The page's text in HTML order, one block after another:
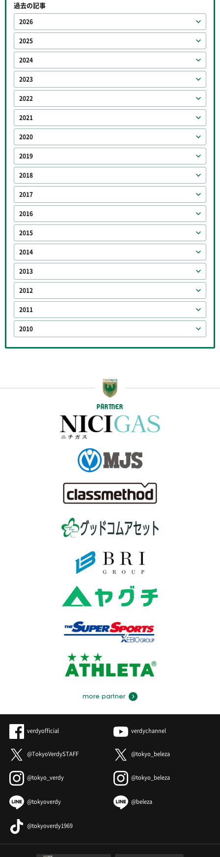
過去の記事
2026
2025
2024
2023
2022
2021
2020
2019
2018
2017
2016
2015
2014
2013
2012
2011
2010
PARTNER
more partner
verdyofficial verdychannel
@TokyoVerdySTAFF @tokyo_beleza
@tokyo_verdy @tokyo_beleza
@tokyoverdy @beleza
@tokyoverdy1969